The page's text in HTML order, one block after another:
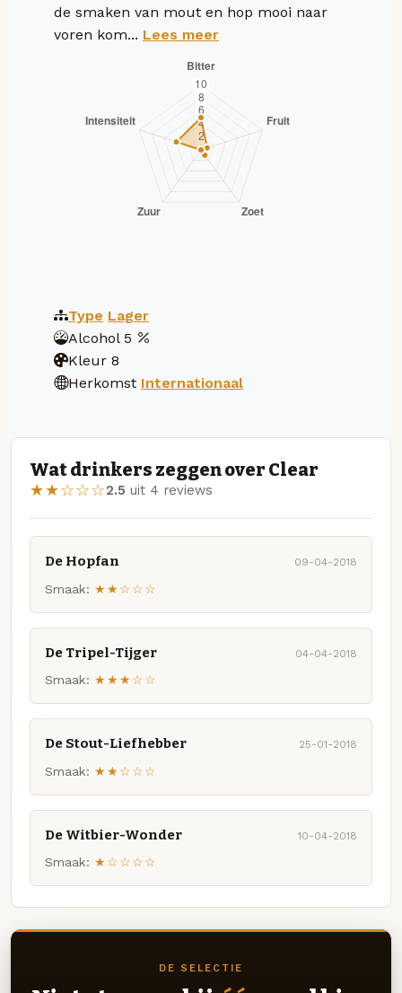
de smaken van mout en hop mooi naar
voren kom... Lees meer
Type Lager
Alcohol 5
Kleur 8
Herkomst Internationaal
Wat drinkers zeggen over Clear
★★☆☆☆2.5 uit 4 reviews
De Hopfan 09-04-2018
Smaak: ★★☆☆☆
De Tripel-Tijger 04-04-2018
Smaak: ★★★☆☆
De Stout-Liefhebber 25-01-2018
Smaak: ★★☆☆☆
De Witbier-Wonder 10-04-2018
Smaak: ★☆☆☆☆
DE SELECTIE